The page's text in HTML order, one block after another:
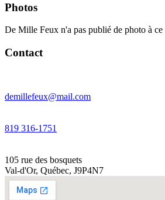
Photos
De Mille Feux n'a pas publié de photo à ce
Contact
demillefeux@mail.com
819 316-1751
105 rue des bosquets
Val-d'Or, Québec, J9P4N7